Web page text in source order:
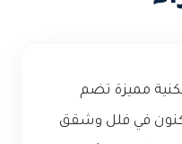
مميزة تضم
في فلل وشقق